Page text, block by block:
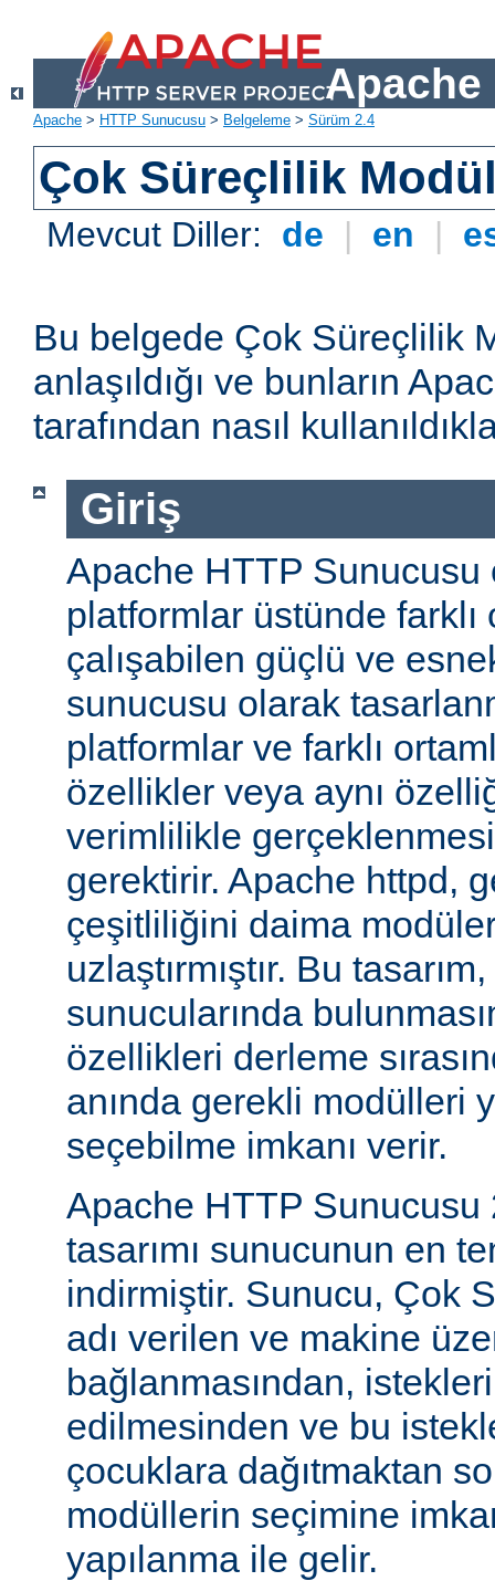
Apache
Apache > HTTP Sunucusu > Belgeleme > Sürüm 2.4
Çok Süreçlilik
Mevcut Diller: de | en |
Bu belgede Çok Süreçlilik
anlaşıldığı ve bunların
tarafından nasıl
Giriş
Apache HTTP Sunucusu
platformlar üstünde farklı
çalışabilen güçlü ve
sunucusu olarak
platformlar ve farklı
özellikler veya aynı
verimlilikle
gerektirir. Apache httpd,
çeşitliliğini daima
uzlaştırmıştır. Bu
sunucularında
özellikleri derleme
anında gerekli modülleri
seçebilme imkanı verir.
Apache HTTP Sunucusu
tasarımı sunucunun en
indirmiştir. Sunucu, Çok
adı verilen ve makine
bağlanmasından,
edilmesinden ve bu
çocuklara dağıtmaktan
modüllerin seçimine
yapılanma ile gelir.